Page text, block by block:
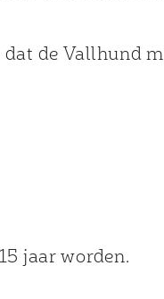
de Vallhund
jaar worden.